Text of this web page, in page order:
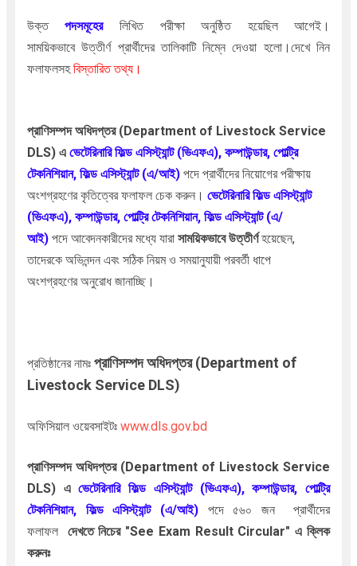
উক্তপদসমূহেরলিখিত পরীক্ষাঅনুষ্ঠিত হয়েছিল আগেই।
সাময়িকভাবেউত্তীর্ণ প্রার্থীদের তালিকাটি নিম্নে দেওয়া হলো।দেখে নিন
ফলাফলসহবিস্তারিত তথ্য।
প্রাণিসম্পদ অধিদপ্তর (Department of Livestock Service
DLS) এ ভেটেরিনারি ফিল্ড এসিস্ট্যান্ট (ভিএফএ), কম্পাউন্ডার, পোল্ট্রি
টেকনিশিয়ান, ফিল্ড এসিস্ট্যান্ট (এ/আই) পদে প্রার্থীদের নিয়োগেরপরীক্ষায়
অংশগ্রহণের কৃতিত্বের ফলাফল চেক করুন। ভেটেরিনারি ফিল্ড এসিস্ট্যান্ট
(ভিএফএ), কম্পাউন্ডার, পোল্ট্রি টেকনিশিয়ান, ফিল্ড এসিস্ট্যান্ট (এ/
আই)পদেআবেদনকারীদের মধ্যে যারা সাময়িকভাবে উত্তীর্ণহয়েছেন,
তাদেরকে অভিনন্দন এবং সঠিক নিয়ম ও সময়ানুযায়ী পরবর্তী ধাপে
অংশগ্রহণেরঅনুরোধ জানাচ্ছি।
প্রতিষ্ঠানের নামঃ প্রাণিসম্পদঅধিদপ্তর (Department of
Livestock Service DLS)
অফিসিয়াল ওয়েবসাইটঃ www.dls.gov.bd
প্রাণিসম্পদ অধিদপ্তর (Department of Livestock Service
DLS)এভেটেরিনারি ফিল্ড এসিস্ট্যান্ট (ভিএফএ), কম্পাউন্ডার, পোল্ট্রি
টেকনিশিয়ান, ফিল্ড এসিস্ট্যান্ট (এ/আই)পদে ৫৬০ জন প্রার্থীদের
ফলাফল
দেখতে নিচের "See Exam Result Circular" ‍এ ক্লিক
করুনঃ